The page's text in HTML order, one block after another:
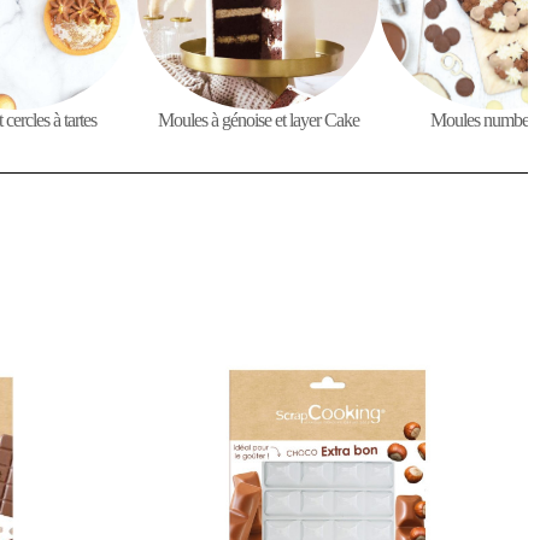
à tartes Moules à génoise et layer Cake Moules number